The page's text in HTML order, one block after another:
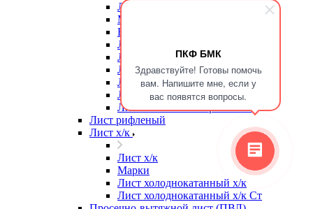
ПКФ БМК
Здравствуйте! Готовы помочь
вам. Напишите мне, если у
вас появятся вопросы.
Лист г/к
Марки
Высокопрочная сталь
Лист г/к
Лист г/к Ст3
Лист г/к износостойкий
Лист г/к конструкционный
Лист г/к мостостроительный
Лист г/к низколегированный
Лист рифленый
Лист х/к
Лист х/к
Марки
Лист холоднокатанный х/к
Лист холоднокатанный х/к Ст